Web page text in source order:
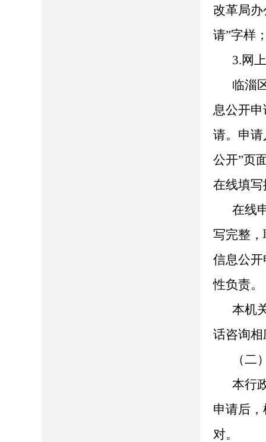
改革局
请”字样
3.网
临淄
息公开
请。申
公开”页
在线填
在线
写完整
信息公
性负责
本机
话咨询
（二
本行
申请后
对。